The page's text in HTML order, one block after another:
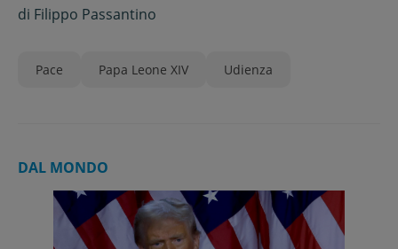
di Filippo Passantino
Pace Papa Leone XIV Udienza
DAL MONDO